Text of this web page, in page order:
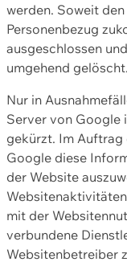
werden. Soweit
Personenbezug
ausgeschlossen
umgehend gelöscht.
Nur in
Server von Google
gekürzt. Im Auftrag
Google diese
der Website
mit der
verbundene
Websitenbetreiber